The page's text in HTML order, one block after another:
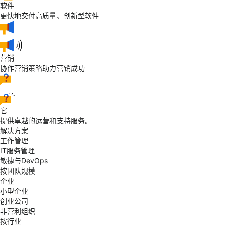
软件
更快地交付高质量、创新型软件
营销
协作营销策略助力营销成功
它
提供卓越的运营和支持服务。
解决方案
工作管理
IT服务管理
敏捷与DevOps
按团队规模
企业
小型企业
创业公司
非营利组织
按行业